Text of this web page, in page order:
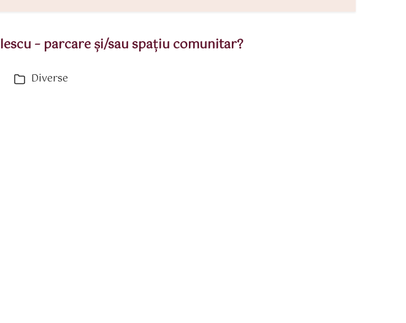
– parcare şi/sau spaţiu comunitar?
Categorii
Diverse